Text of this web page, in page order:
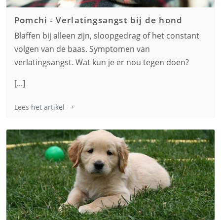
Pomchi - Verlatingsangst bij de hond
Blaffen bij alleen zijn, sloopgedrag of het constant
volgen van de baas. Symptomen van
verlatingsangst. Wat kun je er nou tegen doen?
[...]
Lees het artikel